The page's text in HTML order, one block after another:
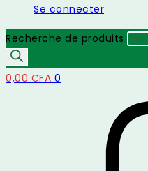
Se connecter
Recherche de produits
0,00 CFA 0